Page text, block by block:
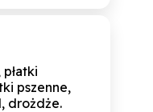
pszenne,
drożdże.